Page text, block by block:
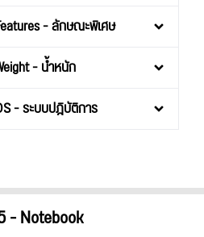
- ลักษณะพิเศษ
- น้ำหนัก
- ระบบปฎิบัติการ
- Notebook